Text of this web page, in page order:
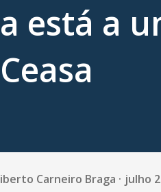
está a
Carneiro Braga julho